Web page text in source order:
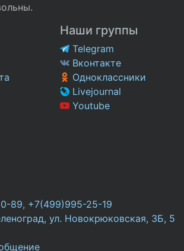
Наши группы
Telegram
Вконтакте
Одноклассники
Livejournal
Youtube
89, +7(499)995-25-19
ул. Новокрюковская, 3Б, 5